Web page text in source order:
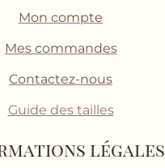
Mon compte
Mes commandes
Contactez-nous
Guide des tailles
légales